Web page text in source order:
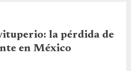
la pérdida de
en México